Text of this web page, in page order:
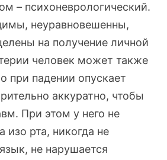
– психоневрологический.
неуравновешенны,
на получение личной
человек может также
при падении опускает
аккуратно, чтобы
При этом у него не
изо рта, никогда не
не нарушается